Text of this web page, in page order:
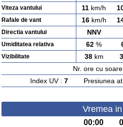
Viteza vantului 11 km/h
Rafale de vant 16km/h
Directia vantului NNV
Umiditatea relativa 62 %
Vizibilitate 38km
Nr. ore cu
Index UV : 7Presiunea
Vremea
00:00